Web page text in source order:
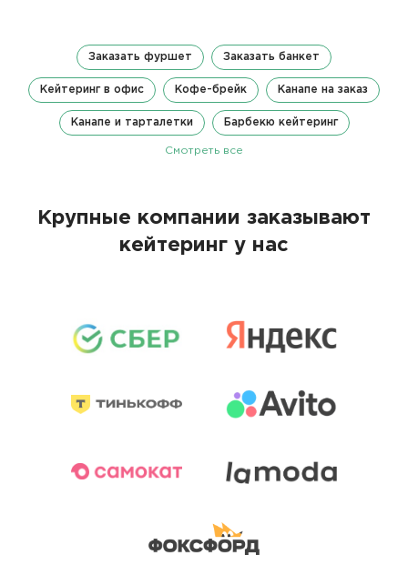
Заказать фуршет Заказать банкет
Кейтеринг в офис Кофе-брейк Канапе на заказ
Канапе и тарталетки Барбекю кейтеринг
Смотреть все
Крупные компании заказывают
кейтеринг у нас